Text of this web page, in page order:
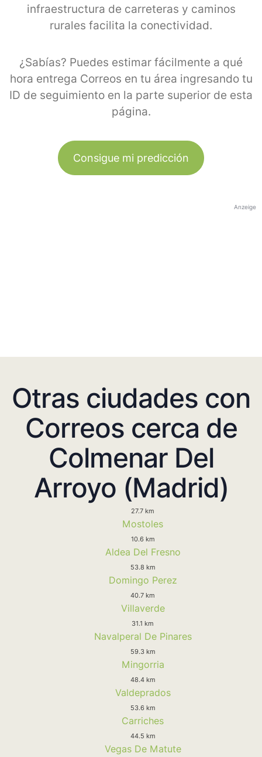
infraestructura de carreteras y caminos
rurales facilita la conectividad.
¿Sabías? Puedes estimar fácilmente a qué
hora entrega Correos en tu área ingresando tu
ID de seguimiento en la parte superior de esta
página.
Consigue mi predicción
Anzeige
Otras ciudades con
Correos cerca de
Colmenar Del
Arroyo (Madrid)
27.7 km
Mostoles
10.6 km
Aldea Del Fresno
53.8 km
Domingo Perez
40.7 km
Villaverde
31.1 km
Navalperal De Pinares
59.3 km
Mingorria
48.4 km
Valdeprados
53.6 km
Carriches
44.5 km
Vegas De Matute